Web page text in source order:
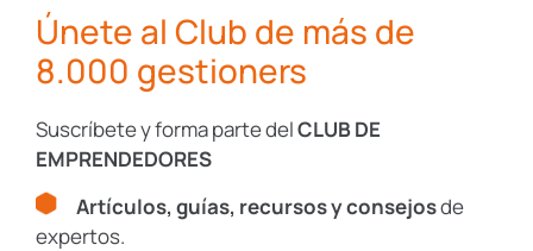
Laboral
Legales
Únete al Club de más de
8.000 gestioners
Suscríbete y forma parte delCLUB DE
EMPRENDEDORES
Artículos, guías, recursos y consejosde
expertos.